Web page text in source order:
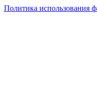
Политика использования